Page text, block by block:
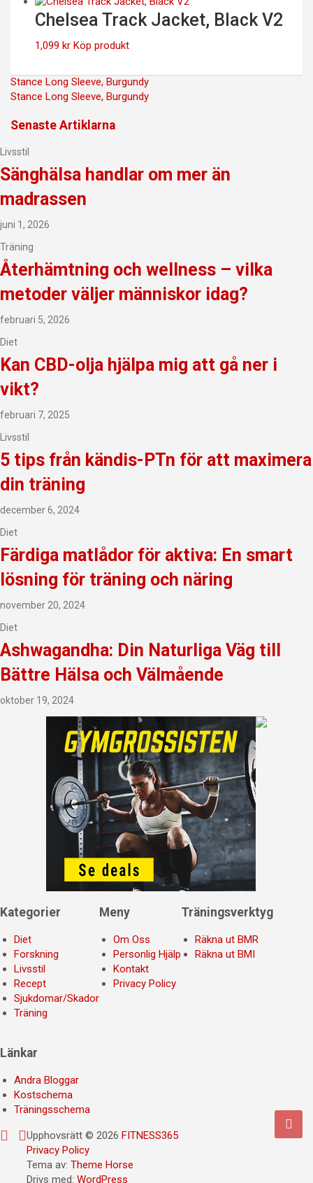
Chelsea Track Jacket, Black V2
1,099 kr Köp produkt
Inläggsnavigering
Stance Long Sleeve, Burgundy
Stance Long Sleeve, Burgundy
Senaste Artiklarna
Livsstil
Sänghälsa handlar om mer än
madrassen
juni 1, 2026
Träning
Återhämtning och wellness – vilka
metoder väljer människor idag?
februari 5, 2026
Diet
Kan CBD-olja hjälpa mig att gå ner i
vikt?
februari 7, 2025
Livsstil
5 tips från kändis-PTn för att maximera
din träning
december 6, 2024
Diet
Färdiga matlådor för aktiva: En smart
lösning för träning och näring
november 20, 2024
Diet
Ashwagandha: Din Naturliga Väg till
Bättre Hälsa och Välmående
oktober 19, 2024
Kategorier
Diet
Forskning
Livsstil
Recept
Sjukdomar/Skador
Träning
Meny
Om Oss
Personlig Hjälp
Kontakt
Privacy Policy
Träningsverktyg
Räkna ut BMR
Räkna ut BMI
Länkar
Andra Bloggar
Kostschema
Träningsschema
Upphovsrätt © 2026 FITNESS365
Privacy Policy
Tema av: Theme Horse
Drivs med: WordPress